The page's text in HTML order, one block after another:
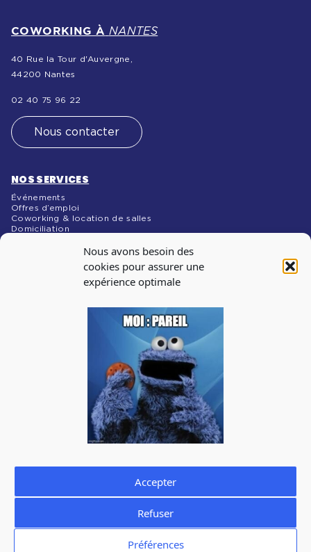
Nous avons besoin des
cookies pour assurer une
expérience optimale
Accepter
Refuser
Préférences
COWORKING À NANTES
40 Rue la Tour d'Auvergne,
44200 Nantes
02 40 75 96 22
Nous contacter
NOS SERVICES
Événements
Offres d’emploi
Coworking & location de salles
Domiciliation
Abonnez-vous à notre newsletter pour recevoir les infos
sur les évènements, les offres d’emploi
J'accepte de recevoir la newsletter de La Cantine et je prends
connaissance de lapolitique de confidentialité.
Vous pouvez à tout moment utiliser le lien de désabonnement
Politique de confidentialité